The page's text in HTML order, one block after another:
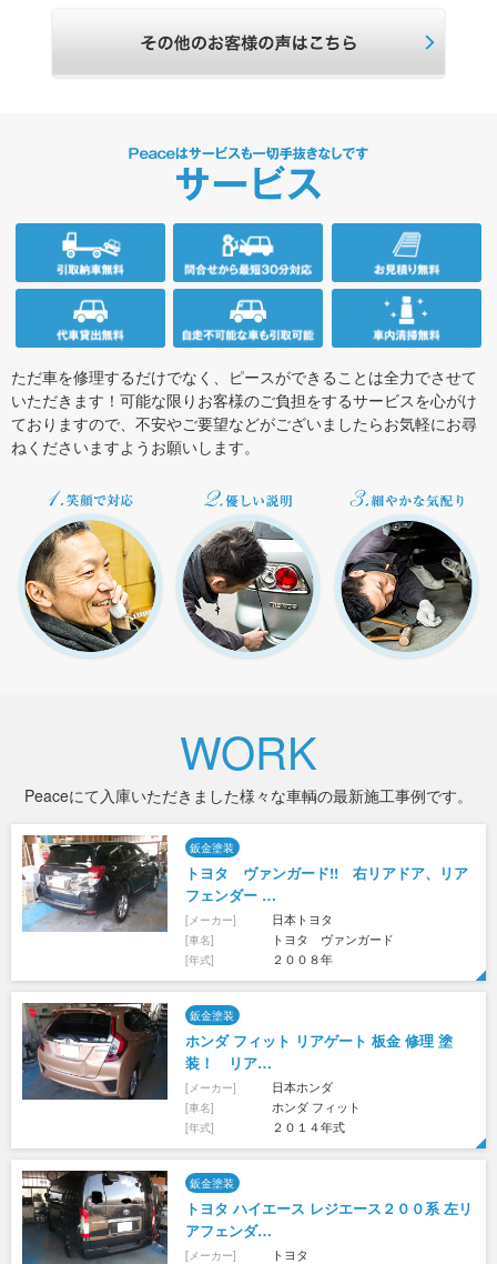
ただ車を修理するだけでなく、ピースができることは全力でさせて
いただきます！可能な限りお客様のご負担をするサービスを心がけ
ておりますので、不安やご要望などがございましたらお気軽にお尋
ねくださいますようお願いします。
WORK
Peaceにて入庫いただきました様々な車輌の最新施工事例です。
鈑金塗装
トヨタ ヴァンガード!! 右リアドア、リア
フェンダー …
[メーカー] 日本トヨタ
[車名] トヨタ ヴァンガード
[年式] ２００８年
鈑金塗装
ホンダ フィット リアゲート 板金 修理 塗
装！ リア…
[メーカー] 日本ホンダ
[車名] ホンダ フィット
[年式] ２０１４年式
鈑金塗装
トヨタ ハイエース レジエース２００系 左リ
アフェンダ…
[メーカー] トヨタ